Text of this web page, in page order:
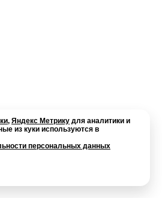
, Яндекс Метрику для аналитики и
из куки используются в
персональных данных